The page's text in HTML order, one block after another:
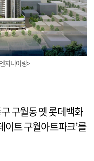
지니어링>
구월동 옛 롯데백화
이트 구월아트파크’를